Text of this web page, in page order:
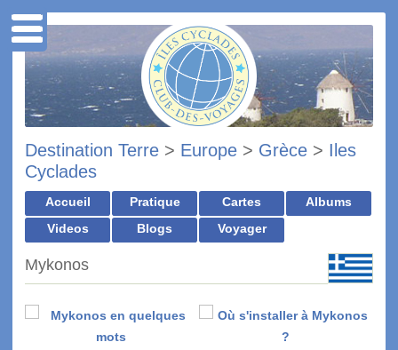
Destination Terre > Europe > Grèce > Iles
Cyclades
Accueil Pratique Cartes
Albums
Videos
Blogs Voyager
Mykonos